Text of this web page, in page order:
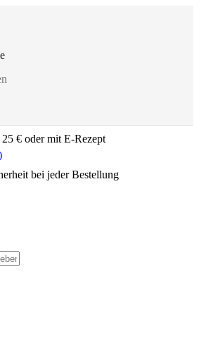
€ oder mit E-Rezept
bei jeder Bestellung